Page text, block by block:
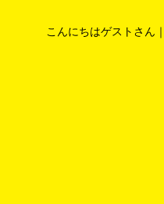
こんにちはゲストさん｜
コラム マイページ